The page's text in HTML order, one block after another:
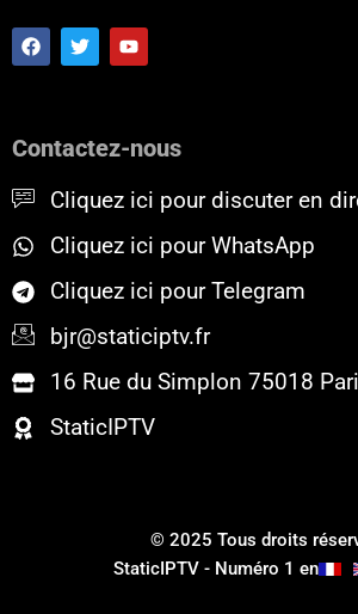
F
a
o
T
w
r
Y
o
e
Contactez-nous
Cliquez ici pour discuter en
Cliquez ici pour WhatsApp
Cliquez ici pour Telegram
bjr@staticiptv.fr
16 Rue du Simplon 75018
StaticIPTV
© 2025 Tous droits
StaticIPTV - Numéro 1 en